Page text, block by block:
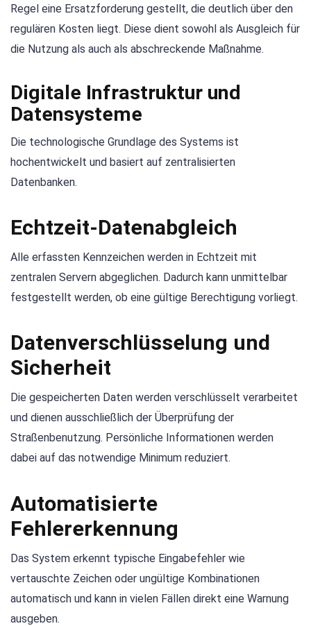
Regel eine Ersatzforderung gestellt, die deutlich über den
regulären Kosten liegt. Diese dient sowohl als Ausgleich für
die Nutzung als auch als abschreckende Maßnahme.
Digitale Infrastruktur und
Datensysteme
Die technologische Grundlage des Systems ist
hochentwickelt und basiert auf zentralisierten
Datenbanken.
Echtzeit-Datenabgleich
Alle erfassten Kennzeichen werden in Echtzeit mit
zentralen Servern abgeglichen. Dadurch kann unmittelbar
festgestellt werden, ob eine gültige Berechtigung vorliegt.
Datenverschlüsselung und
Sicherheit
Die gespeicherten Daten werden verschlüsselt verarbeitet
und dienen ausschließlich der Überprüfung der
Straßenbenutzung. Persönliche Informationen werden
dabei auf das notwendige Minimum reduziert.
Automatisierte
Fehlererkennung
Das System erkennt typische Eingabefehler wie
vertauschte Zeichen oder ungültige Kombinationen
automatisch und kann in vielen Fällen direkt eine Warnung
ausgeben.